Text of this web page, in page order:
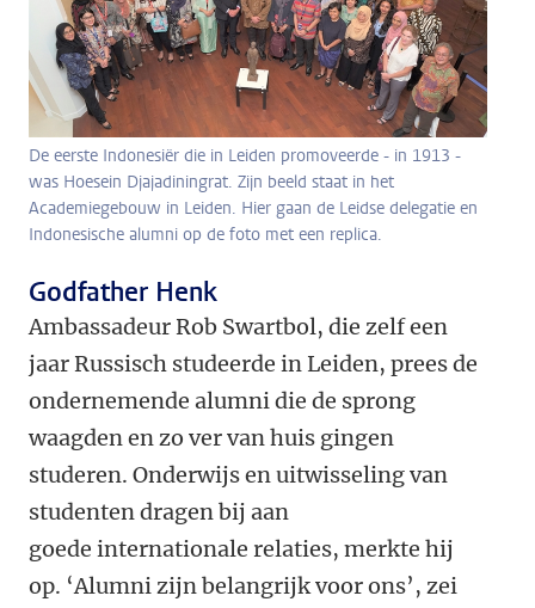
De eerste Indonesiër die in Leiden promoveerde - in 1913 -
was Hoesein Djajadiningrat. Zijn beeld staat in het
Academiegebouw in Leiden. Hier gaan de Leidse delegatie en
Indonesische alumni op de foto met een replica.
Godfather Henk
Ambassadeur Rob Swartbol, die zelf een
jaar Russisch studeerde in Leiden, prees de
ondernemende alumni die de sprong
waagden en zo ver van huis gingen
studeren. Onderwijs en uitwisseling van
studenten dragen bij aan
goede internationale relaties, merkte hij
op. ‘Alumni zijn belangrijk voor ons’, zei